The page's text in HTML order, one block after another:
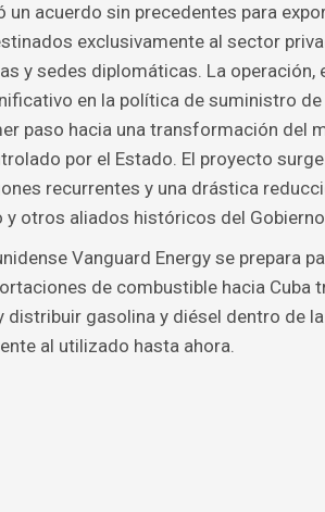
un acuerdo sin precedentes para
exclusivamente al sector
y sedes diplomáticas. La operación,
en la política de suministro
paso hacia una transformación del
por el Estado. El proyecto
recurrentes y una drástica
y otros aliados históricos del
Vanguard Energy se prepara
de combustible hacia Cuba
distribuir gasolina y diésel dentro de
al utilizado hasta ahora.